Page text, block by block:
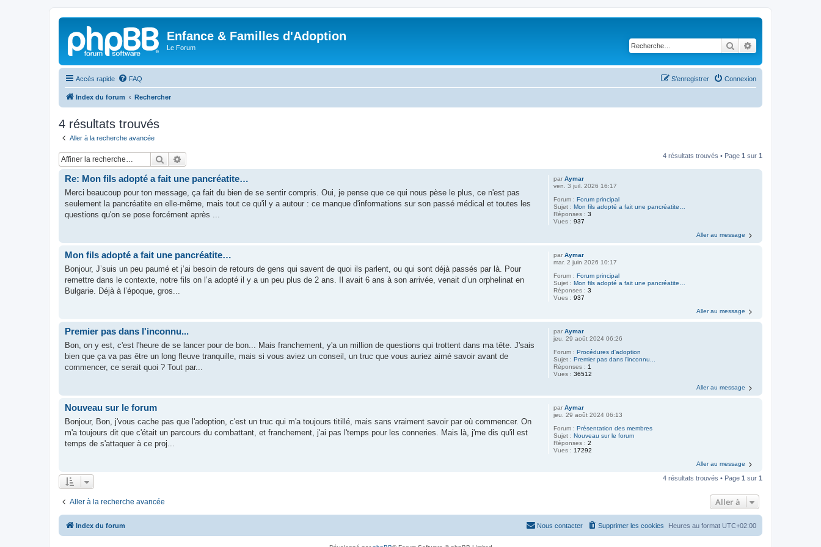
Enfance & Familles d'Adoption
Le Forum Rechercher
Accès rapide FAQ Connexion
S’enregistrer
Index du forum Rechercher
4 résultats trouvés
Aller à la recherche avancée
Rechercher 4 résultats trouvés • Page 1 sur 1
parAymar
ven. 3 juil. 2026 16:17
Forum :Forum principal
Sujet :Mon fils adopté a fait une pancréatite…
Réponses :3
Vues :937
Re: Mon fils adopté a fait une pancréatite…
Merci beaucoup pour ton message, ça fait du bien de se sentir compris. Oui, je pense que ce qui nous pèse le plus, ce n'est pas
seulement la pancréatite en elle-même, mais tout ce qu'il y a autour : ce manque d'informations sur son passé médical et toutes les
questions qu'on se pose forcément après ...
Aller au message
parAymar
mar. 2 juin 2026 10:17
Forum :Forum principal
Sujet :Mon fils adopté a fait une pancréatite…
Réponses :3
Vues :937
Mon fils adopté a fait une pancréatite…
Bonjour, J’suis un peu paumé et j’ai besoin de retours de gens qui savent de quoi ils parlent, ou qui sont déjà passés par là. Pour
remettre dans le contexte, notre fils on l’a adopté il y a un peu plus de 2 ans. Il avait 6 ans à son arrivée, venait d’un orphelinat en
Bulgarie. Déjà à l’époque, gros...
Aller au message
parAymar
jeu. 29 août 2024 06:26
Forum :Procédures d'adoption
Sujet :Premier pas dans l'inconnu...
Réponses : 1
Vues :36512
Premier pas dans l'inconnu...
Bon, on y est, c'est l'heure de se lancer pour de bon... Mais franchement, y'a un million de questions qui trottent dans ma tête. J'sais
bien que ça va pas être un long fleuve tranquille, mais si vous aviez un conseil, un truc que vous auriez aimé savoir avant de
commencer, ce serait quoi ? Tout par...
Aller au message
parAymar
jeu. 29 août 2024 06:13
Forum :Présentation des membres
Sujet :Nouveau sur le forum
Réponses :2
Vues : 17292
Nouveau sur le forum
Bonjour, Bon, j'vous cache pas que l'adoption, c'est un truc qui m'a toujours titillé, mais sans vraiment savoir par où commencer. On
m'a toujours dit que c'était un parcours du combattant, et franchement, j'ai pas l'temps pour les conneries. Mais là, j'me dis qu'il est
temps de s'attaquer à ce proj...
Aller au message
4 résultats trouvés • Page 1 sur 1
Aller à la recherche avancée Aller à
Index du forum Heures au format UTC+02:00
Supprimer les cookies
Nous contacter